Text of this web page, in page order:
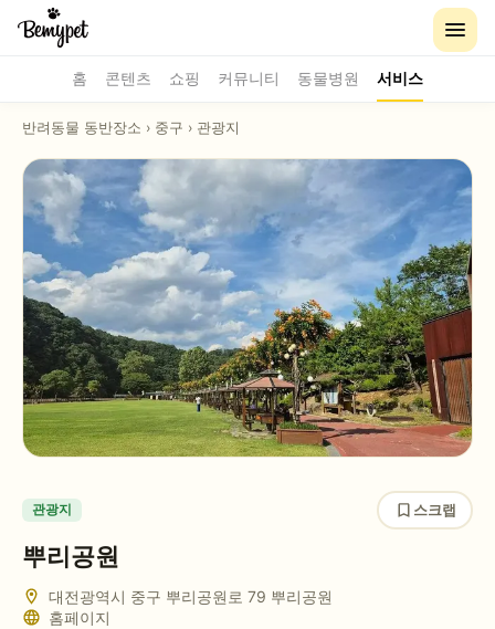
홈 콘텐츠 쇼핑 커뮤니티 동물병원 서비스
반려동물 동반장소 › 중구 › 관광지
관광지 스크랩
뿌리공원
대전광역시 중구 뿌리공원로 79 뿌리공원
홈페이지